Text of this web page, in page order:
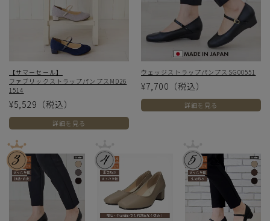
【サマーセール】
ファブリックストラップパンプスMD26
1514
¥5,529 （税込）
詳細を見る
ウェッジストラップパンプスSG00551
¥7,700 （税込）
詳細を見る